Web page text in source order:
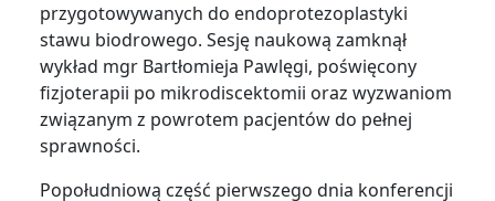
przygotowywanych do endoprotezoplastyki
stawu biodrowego. Sesję naukową zamknął
wykład mgr Bartłomieja Pawlęgi, poświęcony
fizjoterapii po mikrodiscektomii oraz wyzwaniom
związanym z powrotem pacjentów do pełnej
sprawności.
Popołudniową część pierwszego dnia konferencji